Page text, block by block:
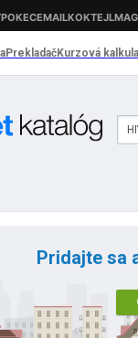
Pridajte sa